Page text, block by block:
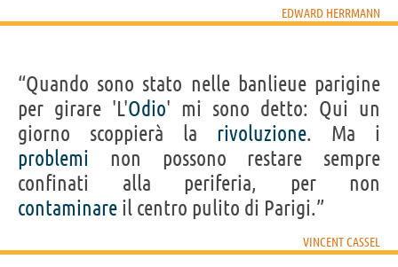
EDWARD HERRMANN
“Quando sono stato nelle banlieue parigine
per girare 'L'Odio' mi sono detto: Qui un
giorno scoppierà la rivoluzione. Ma i
problemi non possono restare sempre
confinati alla periferia, per non
contaminare il centro pulito di Parigi.”
VINCENT CASSEL